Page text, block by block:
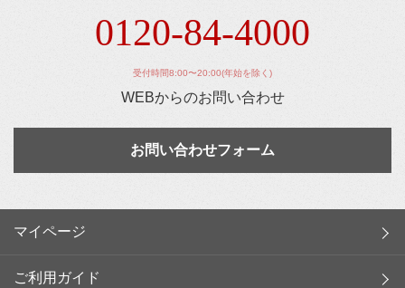
0120-84-4000
受付時間8:00〜20:00(年始を除く)
WEBからのお問い合わせ
お問い合わせフォーム
マイページ
ご利用ガイド